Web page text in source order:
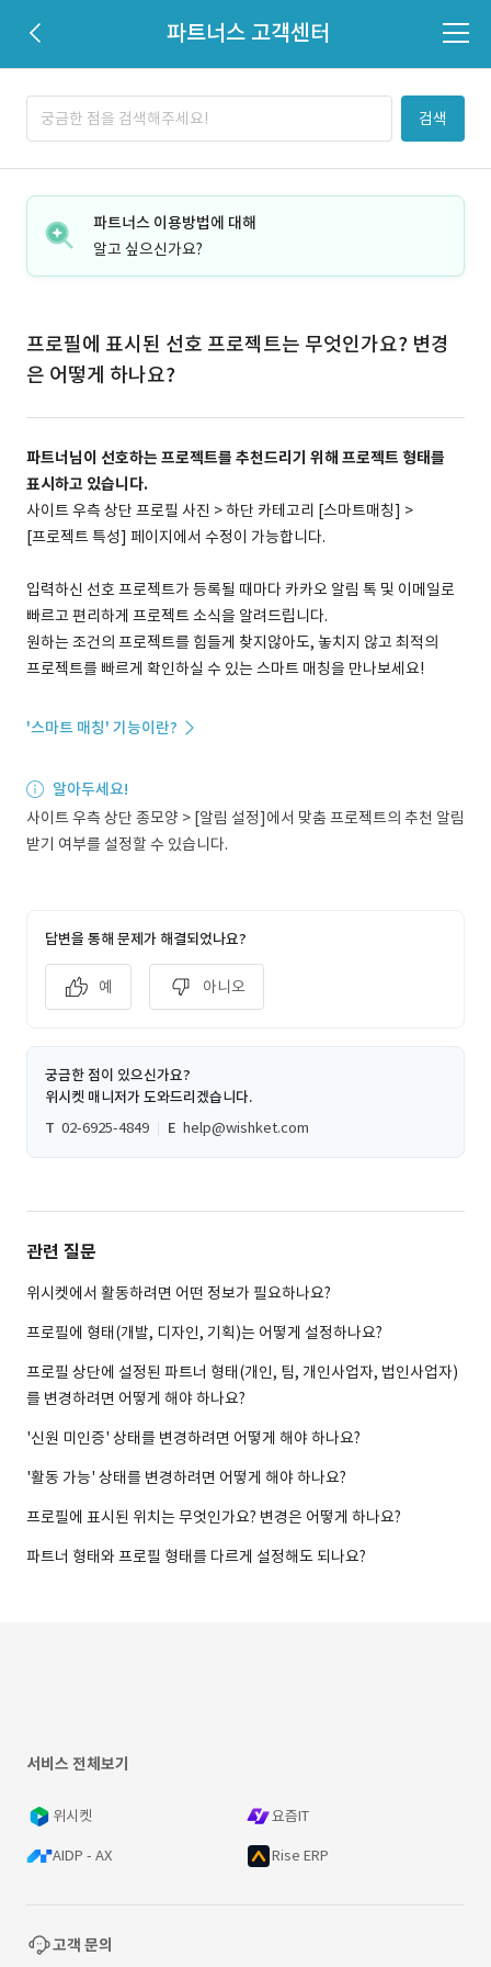
파트너스 고객센터
검색
파트너스 이용방법에 대해
알고 싶으신가요?
프로필에 표시된 선호 프로젝트는 무엇인가요? 변경
은 어떻게 하나요?
파트너님이 선호하는 프로젝트를 추천드리기 위해 프로젝트 형태를
표시하고 있습니다.
사이트 우측 상단 프로필 사진 > 하단 카테고리 [스마트매칭] >
[프로젝트 특성] 페이지에서 수정이 가능합니다.
입력하신 선호 프로젝트가 등록될 때마다 카카오 알림 톡 및 이메일로
빠르고 편리하게 프로젝트 소식을 알려드립니다.
원하는 조건의 프로젝트를 힘들게 찾지않아도, 놓치지 않고 최적의
프로젝트를 빠르게 확인하실 수 있는 스마트 매칭을 만나보세요!
'스마트 매칭' 기능이란?
알아두세요!
사이트 우측 상단 종모양 > [알림 설정]에서 맞춤 프로젝트의 추천 알림
받기 여부를 설정할 수 있습니다.
답변을 통해 문제가 해결되었나요?
예 아니오
궁금한 점이 있으신가요?
위시켓 매니저가 도와드리겠습니다.
T 02-6925-4849 E help@wishket.com
관련 질문
위시켓에서 활동하려면 어떤 정보가 필요하나요?
프로필에 형태(개발, 디자인, 기획)는 어떻게 설정하나요?
프로필 상단에 설정된 파트너 형태(개인, 팀, 개인사업자, 법인사업자)
를 변경하려면 어떻게 해야 하나요?
'신원 미인증' 상태를 변경하려면 어떻게 해야 하나요?
'활동 가능' 상태를 변경하려면 어떻게 해야 하나요?
프로필에 표시된 위치는 무엇인가요? 변경은 어떻게 하나요?
파트너 형태와 프로필 형태를 다르게 설정해도 되나요?
서비스 전체보기
위시켓 요즘IT
AIDP - AX Rise ERP
고객 문의